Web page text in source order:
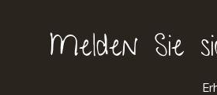
Melden Sie